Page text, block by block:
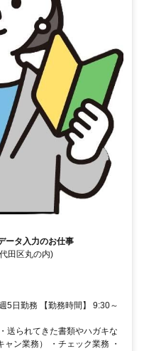
ータ入力のお仕事
田区丸の内)
5日勤務 【勤務時間】 9:30～
送られてきた書類やハガキな
ン業務） ・チェック業務 ・